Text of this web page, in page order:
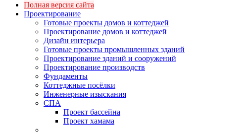
Полная версия сайта
Проектирование
Готовые проекты домов и коттеджей
Проектирование домов и коттеджей
Дизайн интерьера
Готовые проекты промышленных зданий
Проектирование зданий и сооружений
Проектирование производств
Фундаменты
Коттеджные посёлки
Инженерные изыскания
СПА
Проект бассейна
Проект хамама